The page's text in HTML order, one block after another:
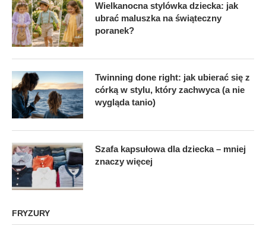
Wielkanocna stylówka dziecka: jak
ubrać maluszka na świąteczny
poranek?
Twinning done right: jak ubierać się z
córką w stylu, który zachwyca (a nie
wygląda tanio)
Szafa kapsułowa dla dziecka – mniej
znaczy więcej
FRYZURY